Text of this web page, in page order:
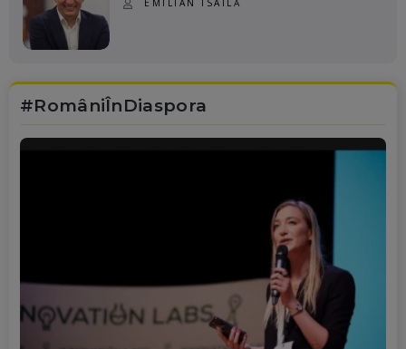
EMILIAN ISAILĂ
#RomâniÎnDiaspora